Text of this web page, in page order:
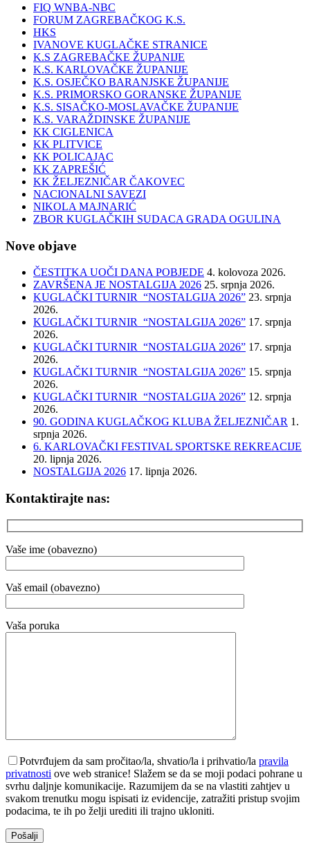
FIQ WNBA-NBC
FORUM ZAGREBAČKOG K.S.
HKS
IVANOVE KUGLAČKE STRANICE
K.S ZAGREBAČKE ŽUPANIJE
K.S. KARLOVAČKE ŽUPANIJE
K.S. OSJEČKO BARANJSKE ŽUPANIJE
K.S. PRIMORSKO GORANSKE ŽUPANIJE
K.S. SISAČKO-MOSLAVAČKE ŽUPANIJE
K.S. VARAŽDINSKE ŽUPANIJE
KK CIGLENICA
KK PLITVICE
KK POLICAJAC
KK ZAPREŠIĆ
KK ŽELJEZNIČAR ČAKOVEC
NACIONALNI SAVEZI
NIKOLA MAJNARIĆ
ZBOR KUGLAČKIH SUDACA GRADA OGULINA
Nove objave
ČESTITKA UOČI DANA POBJEDE 4. kolovoza 2026.
ZAVRŠENA JE NOSTALGIJA 2026 25. srpnja 2026.
KUGLAČKI TURNIR “NOSTALGIJA 2026” 23. srpnja
2026.
KUGLAČKI TURNIR “NOSTALGIJA 2026” 17. srpnja
2026.
KUGLAČKI TURNIR “NOSTALGIJA 2026” 17. srpnja
2026.
KUGLAČKI TURNIR “NOSTALGIJA 2026” 15. srpnja
2026.
KUGLAČKI TURNIR “NOSTALGIJA 2026” 12. srpnja
2026.
90. GODINA KUGLAČKOG KLUBA ŽELJEZNIČAR 1.
srpnja 2026.
6. KARLOVAČKI FESTIVAL SPORTSKE REKREACIJE
20. lipnja 2026.
NOSTALGIJA 2026 17. lipnja 2026.
Kontaktirajte nas:
Vaše ime (obavezno)
Vaš email (obavezno)
Vaša poruka
Potvrđujem da sam pročitao/la, shvatio/la i prihvatio/la pravila
privatnosti ove web stranice! Slažem se da se moji podaci pohrane u
svrhu daljnje komunikacije. Razumijem da se na vlastiti zahtjev u
svakom trenutku mogu ispisati iz evidencije, zatražiti pristup svojim
podacima, te ih po želji urediti ili trajno ukloniti.